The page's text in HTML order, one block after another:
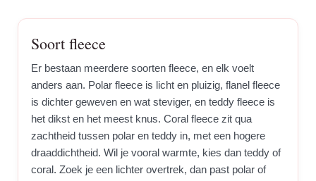
Soort fleece
Er bestaan meerdere soorten fleece, en elk voelt
anders aan. Polar fleece is licht en pluizig, flanel fleece
is dichter geweven en wat steviger, en teddy fleece is
het dikst en het meest knus. Coral fleece zit qua
zachtheid tussen polar en teddy in, met een hogere
draaddichtheid. Wil je vooral warmte, kies dan teddy of
coral. Zoek je een lichter overtrek, dan past polar of